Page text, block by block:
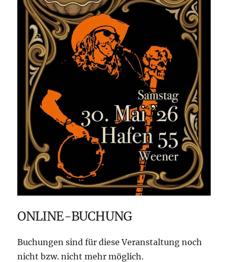
ONLINE-BUCHUNG
Buchungen sind für diese Veranstaltung noch
nicht bzw. nicht mehr möglich.